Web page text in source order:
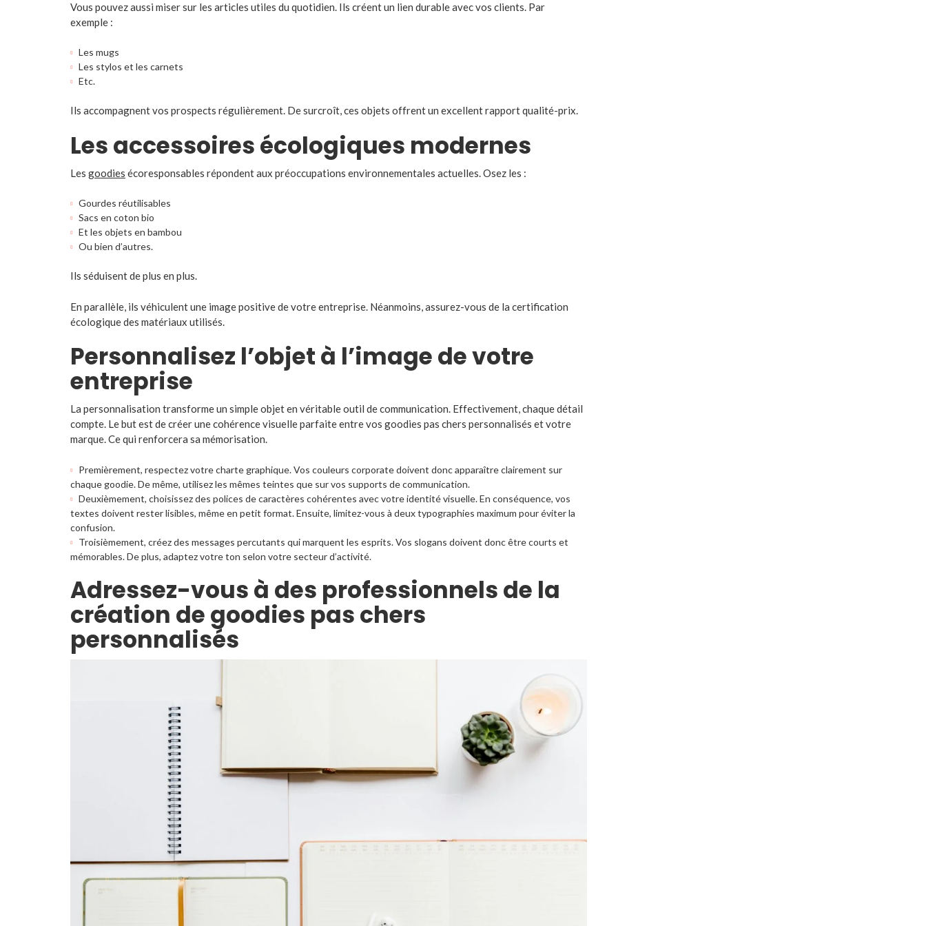
Vous pouvez aussi miser sur les articles utiles du quotidien. Ils créent un lien durable avec vos clients. Par
exemple :
Les mugs
Les stylos et les carnets
Etc.
Ils accompagnent vos prospects régulièrement. De surcroît, ces objets offrent un excellent rapport qualité-prix.
Les accessoires écologiques modernes
Les goodies écoresponsables répondent aux préoccupations environnementales actuelles. Osez les :
Gourdes réutilisables
Sacs en coton bio
Et les objets en bambou
Ou bien d’autres.
Ils séduisent de plus en plus.
En parallèle, ils véhiculent une image positive de votre entreprise. Néanmoins, assurez-vous de la certification
écologique des matériaux utilisés.
Personnalisez l’objet à l’image de votre
entreprise
La personnalisation transforme un simple objet en véritable outil de communication. Effectivement, chaque détail
compte. Le but est de créer une cohérence visuelle parfaite entre vos goodies pas chers personnalisés et votre
marque. Ce qui renforcera sa mémorisation.
Premièrement, respectez votre charte graphique. Vos couleurs corporate doivent donc apparaître clairement sur
chaque goodie. De même, utilisez les mêmes teintes que sur vos supports de communication.
Deuxièmement, choisissez des polices de caractères cohérentes avec votre identité visuelle. En conséquence, vos
textes doivent rester lisibles, même en petit format. Ensuite, limitez-vous à deux typographies maximum pour éviter la
confusion.
Troisièmement, créez des messages percutants qui marquent les esprits. Vos slogans doivent donc être courts et
mémorables. De plus, adaptez votre ton selon votre secteur d’activité.
Adressez-vous à des professionnels de la
création de goodies pas chers
personnalisés